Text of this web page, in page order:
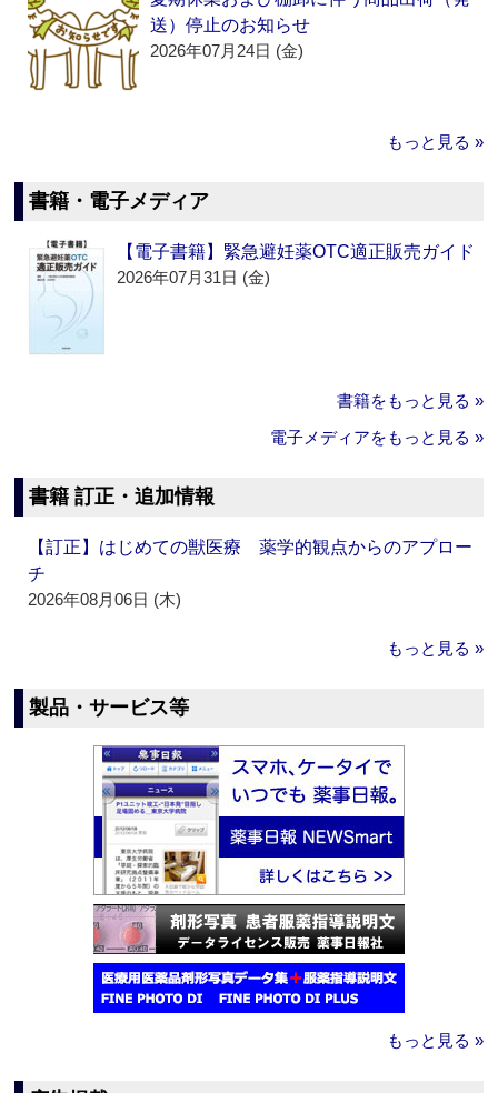
送）停止のお知らせ
2026年07月24日 (金)
もっと見る »
書籍・電子メディア
【電子書籍】緊急避妊薬OTC適正販売ガイド
2026年07月31日 (金)
書籍をもっと見る »
電子メディアをもっと見る »
書籍 訂正・追加情報
【訂正】はじめての獣医療 薬学的観点からのアプロー
チ
2026年08月06日 (木)
もっと見る »
製品・サービス等
もっと見る »